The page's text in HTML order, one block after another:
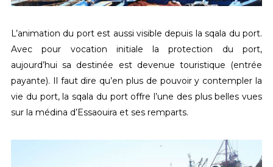
L’animation du port est aussi visible depuis la sqala du port.
Avec pour vocation initiale la protection du port,
aujourd’hui sa destinée est devenue touristique (entrée
payante). Il faut dire qu’en plus de pouvoir y contempler la
vie du port, la sqala du port offre l’une des plus belles vues
sur la médina d’Essaouira et ses remparts.